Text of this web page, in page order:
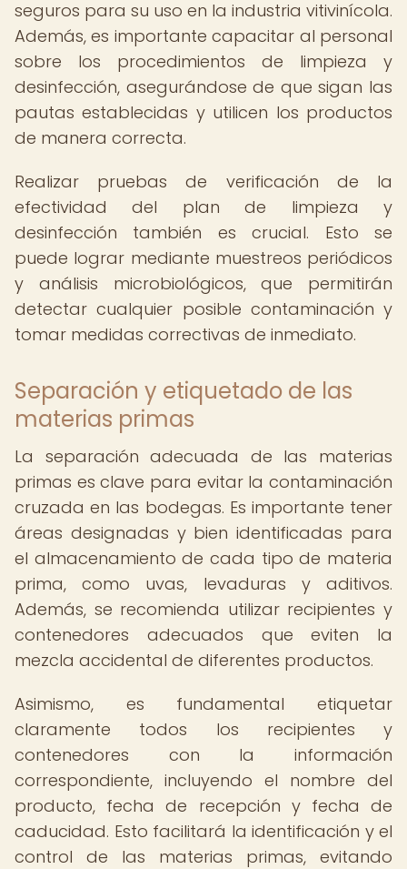
seguros para su uso en la industria vitivinícola.
Además, es importante capacitar al personal
sobre los procedimientos de limpieza y
desinfección, asegurándose de que sigan las
pautas establecidas y utilicen los productos
de manera correcta.
Realizar pruebas de verificación de la
efectividad del plan de limpieza y
desinfección también es crucial. Esto se
puede lograr mediante muestreos periódicos
y análisis microbiológicos, que permitirán
detectar cualquier posible contaminación y
tomar medidas correctivas de inmediato.
Separación y etiquetado de las
materias primas
La separación adecuada de las materias
primas es clave para evitar la contaminación
cruzada en las bodegas. Es importante tener
áreas designadas y bien identificadas para
el almacenamiento de cada tipo de materia
prima, como uvas, levaduras y aditivos.
Además, se recomienda utilizar recipientes y
contenedores adecuados que eviten la
mezcla accidental de diferentes productos.
Asimismo, es fundamental etiquetar
claramente todos los recipientes y
contenedores con la información
correspondiente, incluyendo el nombre del
producto, fecha de recepción y fecha de
caducidad. Esto facilitará la identificación y el
control de las materias primas, evitando